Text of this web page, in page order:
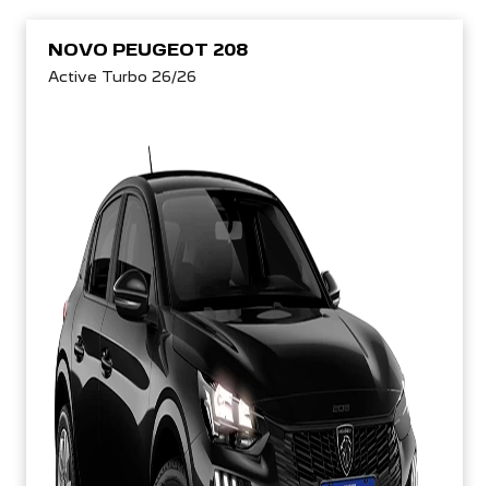
NOVO PEUGEOT 208
Active Turbo 26/26